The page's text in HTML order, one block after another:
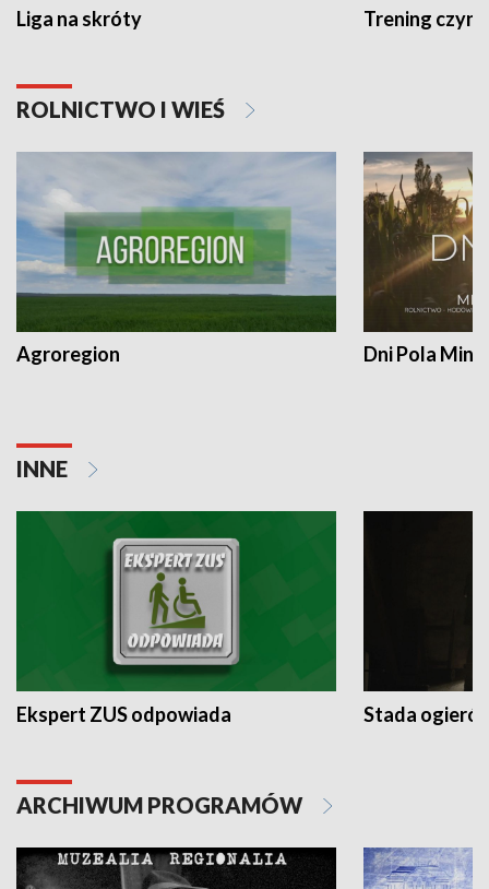
Liga na skróty Trening czyni
ROLNICTWO I WIEŚ
Agroregion Dni Pola
INNE
Ekspert ZUS odpowiada Stada
ARCHIWUM PROGRAMÓW